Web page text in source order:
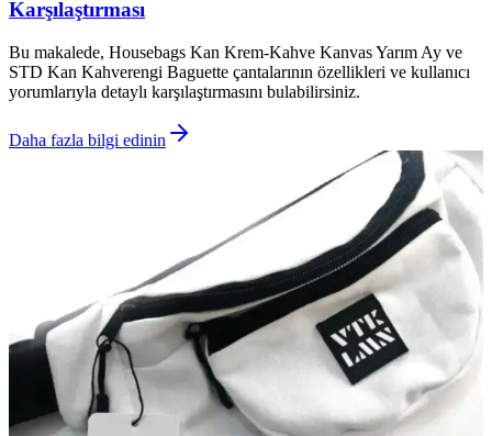
Karşılaştırması
Bu makalede, Housebags Kan Krem-Kahve Kanvas Yarım Ay ve
STD Kan Kahverengi Baguette çantalarının özellikleri ve kullanıcı
yorumlarıyla detaylı karşılaştırmasını bulabilirsiniz.
Daha fazla bilgi edinin